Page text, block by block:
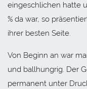
eingeschlichen hatte
% da war, so
ihrer besten Seite.
Von Beginn an war
und ballhungrig. Der
permanent unter